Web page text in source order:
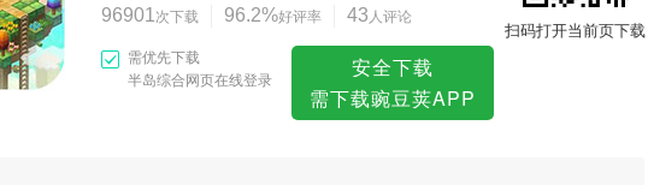
96901 次下载 96.2%好评率 43 人评论
需优先下载
半岛综合网页在线登录
安全下载
需下载豌豆荚APP
扫码打开当前页下载